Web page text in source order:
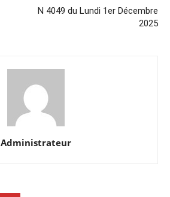
N 4049 du Lundi 1er Décembre
2025
Administrateur